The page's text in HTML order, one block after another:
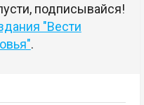
подписывайся!
"Вести
.